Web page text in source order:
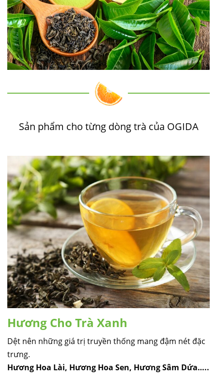
Sản phẩm cho từng dòng trà của OGIDA
Hương Cho Trà Xanh
Dệt nên những giá trị truyền thống mang đậm nét đặc
trưng.
Hương Hoa Lài, Hương Hoa Sen, Hương Sâm Dứa…..